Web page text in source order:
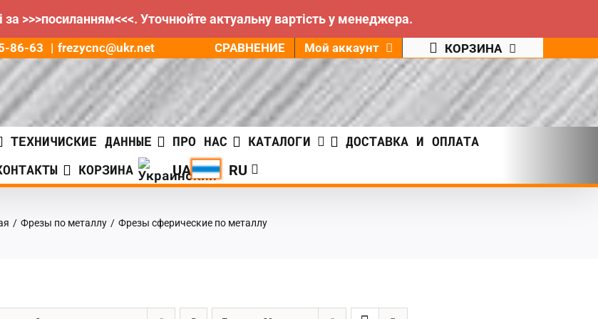
>>>посиланням<<<. Уточнюйте актуальну вартість у менеджера.
86-63 | frezycnc@ukr.net СРАВНЕНИЕ Мой аккаунт КОРЗИНА
ТЕХНИЧИСКИЕ ДАННЫЕ ПРО НАС КАТАЛОГИ
ДОСТАВКА И ОПЛАТА
КОРЗИНА
/ Фрезы по металлу / Фрезы сферические по металлу